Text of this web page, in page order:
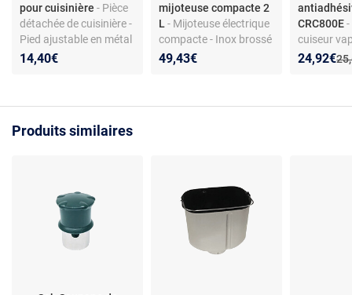
pour cuisinière - Pièce
détachée de cuisinière -
Pied ajustable en métal
- Finition inox -
14,40€
mijoteuse compacte 2
L- Mijoteuse électrique
compacte - Inox brossé
- 145 W - Cuve
49,43€
CRC800E
cuiseur
riz/pâtes -
Nouveau
24,92€
Produits similaires